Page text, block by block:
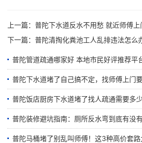
上一篇： 普陀下水道反水不用愁 就近师傅上
下一篇： 普陀清掏化粪池工人乱排违法怎么
普陀管道疏通哪家好 本地市民好评推荐平
普陀下水道堵了自己搞不定，找师傅上门
普陀饭店厨房下水道堵了找人疏通需要多
底
普陀装修避坑指南：厕所反水弯到底有没
普陀马桶堵了别乱叫师傅！这3种高价套